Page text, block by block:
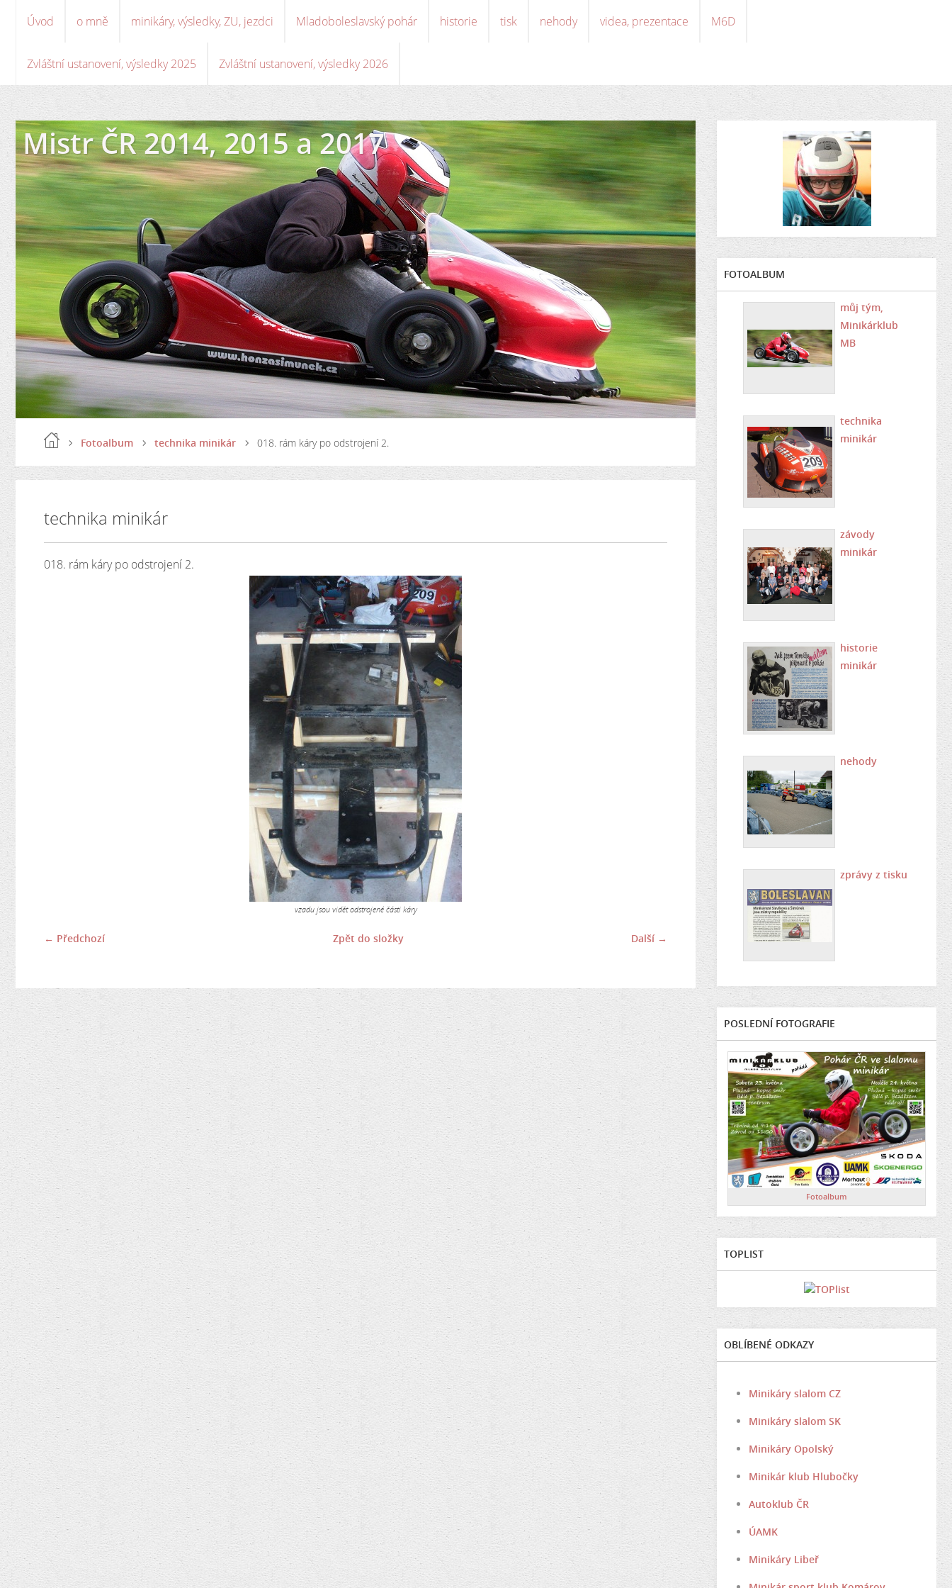
Úvod o mně minikáry, výsledky, ZU, jezdci Mladoboleslavský pohár historie tisk nehody videa, prezentace M6D
Zvláštní ustanovení, výsledky 2025 Zvláštní ustanovení, výsledky 2026
Mistr ČR 2014, 2015 a 2017
Fotoalbum technika minikár 018. rám káry po odstrojení 2.
technika minikár
018. rám káry po odstrojení 2.
vzadu jsou vidět odstrojené části káry
← Předchozí Další →
Zpět do složky
FOTOALBUM
můj tým,
Minikárklub
MB
technika
minikár
závody
minikár
historie
minikár
nehody
zprávy z tisku
POSLEDNÍ FOTOGRAFIE
Fotoalbum
TOPLIST
OBLÍBENÉ ODKAZY
Minikáry slalom CZ
Minikáry slalom SK
Minikáry Opolský
Minikár klub Hlubočky
Autoklub ČR
ÚAMK
Minikáry Libeř